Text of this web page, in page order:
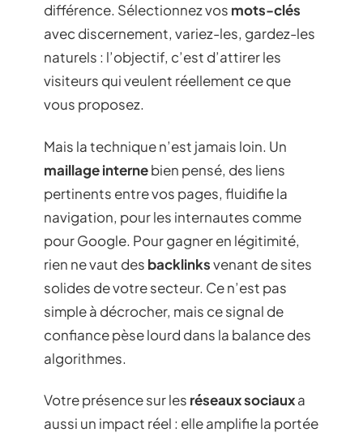
différence. Sélectionnez vos mots-clés
avec discernement, variez-les, gardez-les
naturels : l’objectif, c’est d’attirer les
visiteurs qui veulent réellement ce que
vous proposez.
Mais la technique n’est jamais loin. Un
maillage internebien pensé, des liens
pertinents entre vos pages, fluidifie la
navigation, pour les internautes comme
pour Google. Pour gagner en légitimité,
rien ne vaut des backlinksvenant de sites
solides de votre secteur. Ce n’est pas
simple à décrocher, mais ce signal de
confiance pèse lourd dans la balance des
algorithmes.
Votre présence sur les réseaux sociauxa
aussi un impact réel : elle amplifie la portée